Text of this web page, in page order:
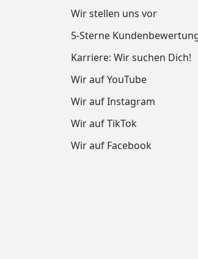
Wir stellen uns vor
5-Sterne
Karriere: Wir suchen Dich!
Wir auf YouTube
Wir auf Instagram
Wir auf TikTok
Wir auf Facebook